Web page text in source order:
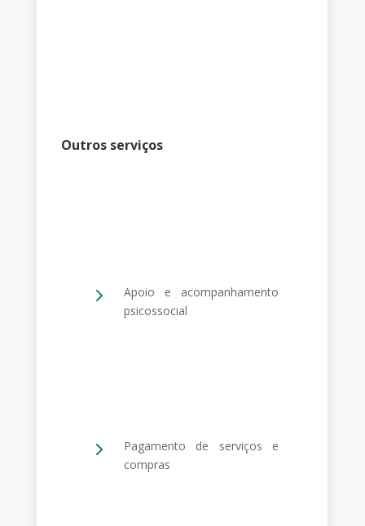
Outros serviços
5
Apoio e acompanhamento
psicossocial
5
Pagamento de serviços e
compras